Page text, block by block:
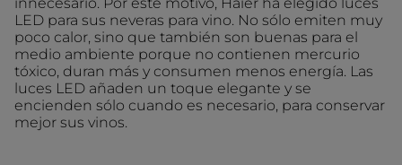
LED para sus neveras para vino. No sólo emiten muy
poco calor, sino que también son buenas para el
medio ambiente porque no contienen mercurio
tóxico, duran más y consumen menos energía. Las
luces LED añaden un toque elegante y se
encienden sólo cuando es necesario, para conservar
mejor sus vinos.